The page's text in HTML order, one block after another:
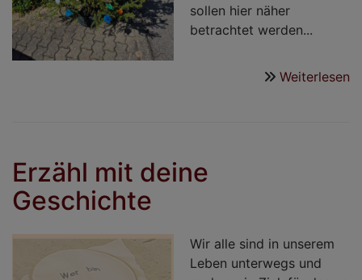
sollen hier näher
betrachtet werden...
Weiterlesen
Erzähl mit deine
Geschichte
Wir alle sind in unserem
Leben unterwegs und